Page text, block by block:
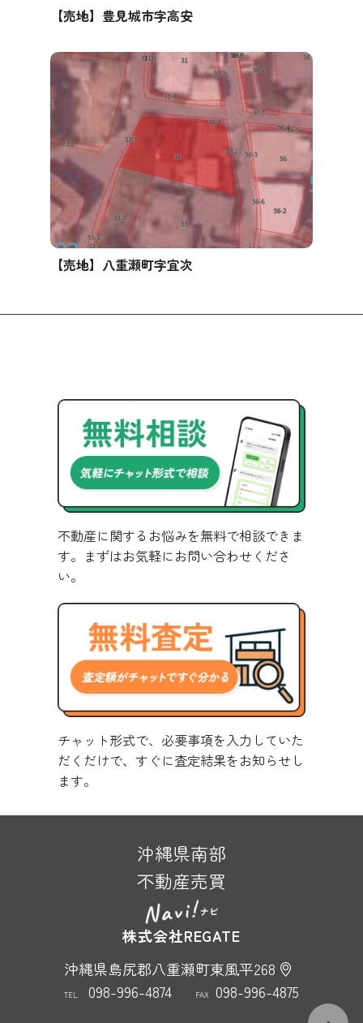
【売地】豊見城市字高安
【売地】八重瀬町字宜次
不動産に関するお悩みを無料で相談できま
す。まずはお気軽にお問い合わせくださ
い。
チャット形式で、必要事項を入力していた
だくだけで、すぐに査定結果をお知らせし
ます。
沖縄県南部
不動産売買
株式会社REGATE
沖縄県島尻郡八重瀬町東風平268
TEL 098-996-4874 FAX 098-996-4875